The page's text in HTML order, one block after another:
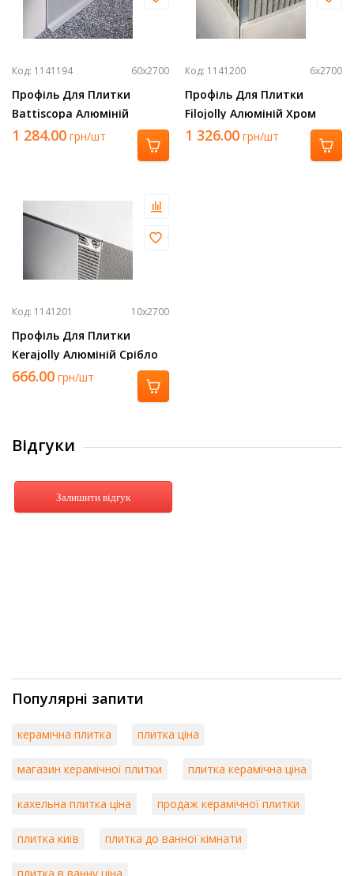
Код: 1141194 60х2700
Профіль Для Плитки
Battiscopa Алюміній
Срібло 2700Х60 Ba 600 Asn
1 284.00 грн/шт
Код: 1141200 6х2700
Профіль Для Плитки
Filojolly Алюміній Хром
2700Х6 Rjf 60 Asb
1 326.00 грн/шт
Код: 1141201 10х2700
Профіль Для Плитки
Kerajolly Алюміній Срібло
2700Х10 Tr 100 As
666.00 грн/шт
Відгуки
Залишити відгук
Популярні запити
керамічна плитка плитка ціна
магазин керамічної плитки плитка керамічна ціна
кахельна плитка ціна продаж керамічної плитки
плитка київ плитка до ванної кімнати